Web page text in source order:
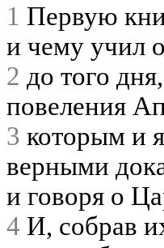
1 Первую
и чему учил
2 до того
повеления
3 которым и
верными
и говоря о
4 И, собрав